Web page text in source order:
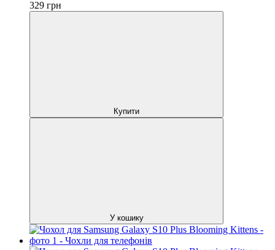
329 грн
Купити
У кошику